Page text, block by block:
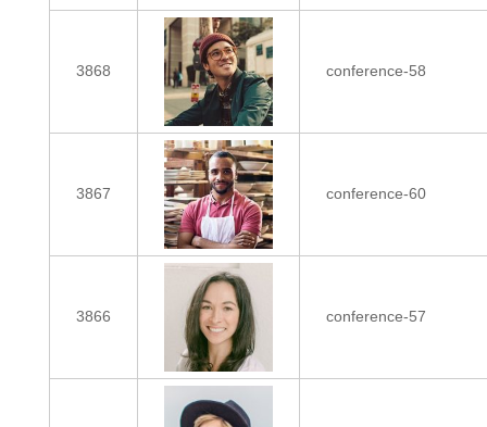
3868 conference-58
3867 conference-60
3866 conference-57